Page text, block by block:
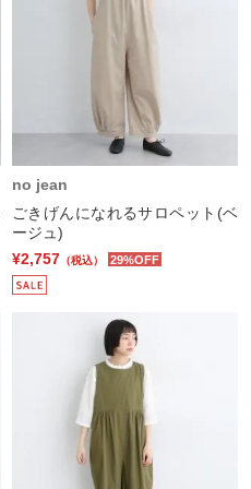
no jean
ごきげんになれるサロペット(ベ
ージュ)
¥2,757 （税込） 29%OFF